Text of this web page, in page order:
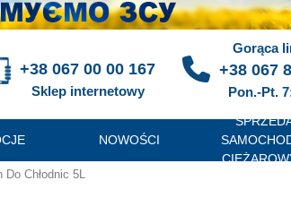
+38 067 00 00 167
Sklep internetowy
Gorąca
+38 067
Pon.-Pt.
NOWOŚCI
Do Chłodnic 5L